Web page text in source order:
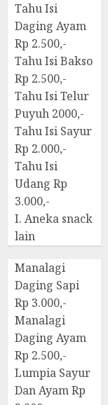
Tahu Isi
Daging Ayam
Rp 2.500,-
Tahu Isi Bakso
Rp 2.500,-
Tahu Isi Telur
Puyuh 2000,-
Tahu Isi Sayur
Rp 2.000,-
Tahu Isi
Udang Rp
3.000,-
I. Aneka snack
lain
Manalagi
Daging Sapi
Rp 3.000,-
Manalagi
Daging Ayam
Rp 2.500,-
Lumpia Sayur
Dan Ayam Rp